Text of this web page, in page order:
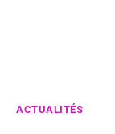
ACTUALITÉS